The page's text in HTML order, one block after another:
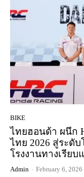
BIKE
ไทยฮอนด้า ผนึก
ไทย 2026 สู่ระดับ
โรงงานทางเรียบ
Admin - February 6, 2026